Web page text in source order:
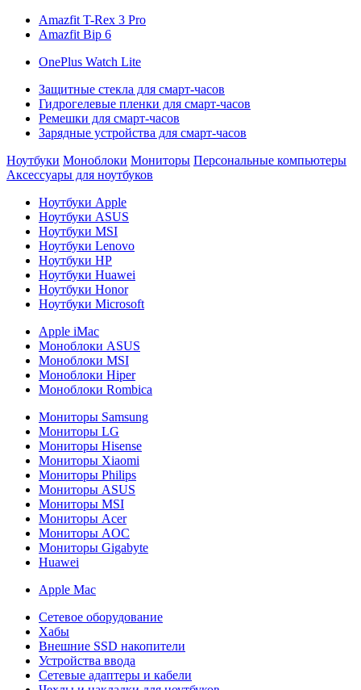
Amazfit T-Rex 3 Pro
Amazfit Bip 6
OnePlus Watch Lite
Защитные стекла для смарт-часов
Гидрогелевые пленки для смарт-часов
Ремешки для смарт-часов
Зарядные устройства для смарт-часов
Ноутбуки Моноблоки Мониторы Персональные компьютеры
Аксессуары для ноутбуков
Ноутбуки Apple
Ноутбуки ASUS
Ноутбуки MSI
Ноутбуки Lenovo
Ноутбуки HP
Ноутбуки Huawei
Ноутбуки Honor
Ноутбуки Microsoft
Apple iMac
Моноблоки ASUS
Моноблоки MSI
Моноблоки Hiper
Моноблоки Rombica
Мониторы Samsung
Мониторы LG
Мониторы Hisense
Мониторы Xiaomi
Мониторы Philips
Мониторы ASUS
Мониторы MSI
Мониторы Acer
Мониторы AOC
Мониторы Gigabyte
Huawei
Apple Mac
Сетевое оборудование
Хабы
Внешние SSD накопители
Устройства ввода
Сетевые адаптеры и кабели